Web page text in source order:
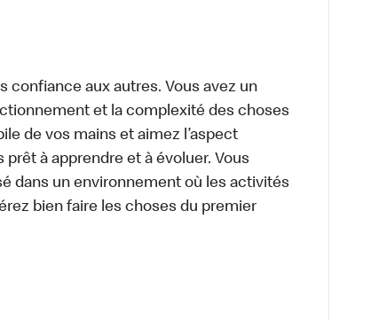
confiance aux autres. Vous avez un
et la complexité des choses
de vos mains et aimez l’aspect
à apprendre et à évoluer. Vous
dans un environnement où les activités
bien faire les choses du premier